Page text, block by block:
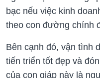
bạc nếu việc kinh
theo con đường chính
Bên cạnh đó, vận tình
tiến triển tốt đẹp và
của con giáp này là